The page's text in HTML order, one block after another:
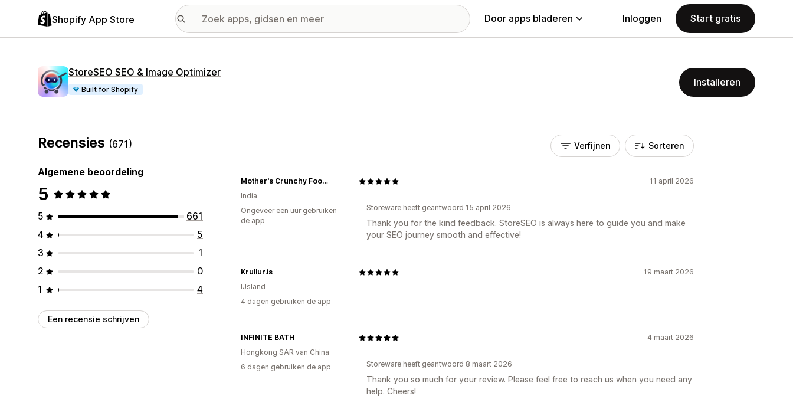
Shopify App Store Door apps bladeren Inloggen Start gratis
StoreSEO SEO & Image Optimizer
Built for Shopify
Installeren
Recensies (671)
Algemene beoordeling
5
5
661
4
5
3
1
2
0
1
4
Een recensie schrijven
Verfijnen Sorteren
11 april 2026
Mother's Crunchy Foods
India
Ongeveer een uur gebruiken
de app
Storeware heeft geantwoord 15 april 2026
Thank you for the kind feedback. StoreSEO is always here to guide you and make
your SEO journey smooth and effective!
19 maart 2026
Krullur.is
IJsland
4 dagen gebruiken de app
4 maart 2026
INFINITE BATH
Hongkong SAR van China
6 dagen gebruiken de app
Storeware heeft geantwoord 8 maart 2026
Thank you so much for your review. Please feel free to reach us when you need any
help. Cheers!